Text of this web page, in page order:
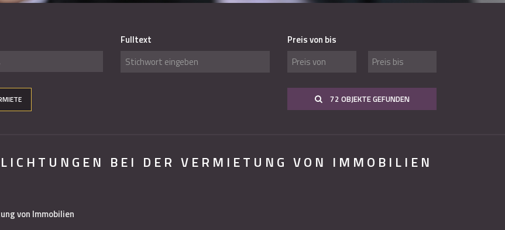
Fulltext Preis von bis
72 OBJEKTE GEFUNDEN
BEI DER VERMIETUNG VON IMMOBILIEN
von Immobilien